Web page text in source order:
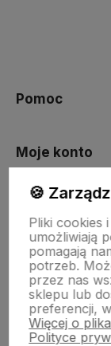
Pomoc
Moje konto
Płatności i
Informacje
O nas
🍪
Pliki cookies
umożliwiają
pomagają
potrzeb.
przez nas
sklepu lub
preferencji,
Więcej o
Polityce